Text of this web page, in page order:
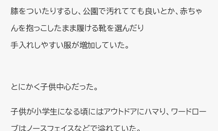
膝をついたりするし、公園で汚れてても良いとか、赤ちゃ
んを抱っこしたまま履ける靴を選んだり
手入れしやすい服が増加していた。
とにかく子供中心だった。
子供が小学生になる頃にはアウトドアにハマり、ワードロー
ブはノースフェイスなどで溢れていた。